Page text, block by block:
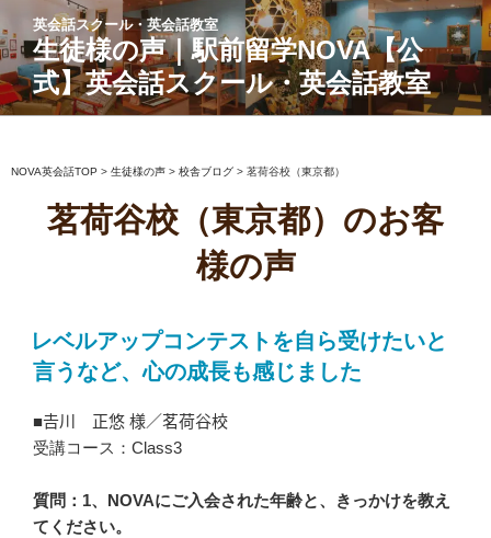
ン
テ
ン
ツ
ス
英会話スクール・英会話教室
生徒様の声｜駅前留学NOVA【公
式】英会話スクール・英会話教室
NOVA英会話TOP > 生徒様の声 > 校舎ブログ > 茗荷谷校（東京都）
茗荷谷校（東京都）のお客
様の声
レベルアップコンテストを自ら受けたいと
言うなど、心の成長も感じました
■𠮷川 正悠 様／茗荷谷校
受講コース：Class3
質問：1、NOVAにご入会された年齢と、きっかけを教え
てください。